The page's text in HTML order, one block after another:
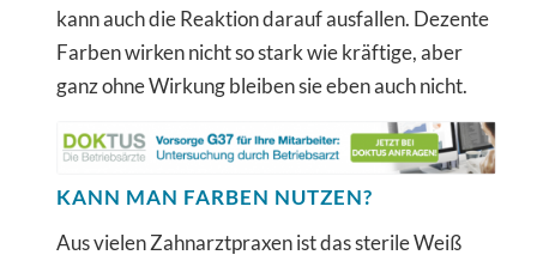
kann auch die Reaktion darauf ausfallen. Dezente
Farben wirken nicht so stark wie kräftige, aber
ganz ohne Wirkung bleiben sie eben auch nicht.
KANN MAN FARBEN NUTZEN?
Aus vielen Zahnarztpraxen ist das sterile Weiß